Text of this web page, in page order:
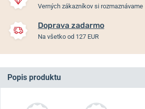
Verných zákazníkov si rozmaznávame
Doprava zadarmo
Na všetko od 127 EUR
Popis produktu